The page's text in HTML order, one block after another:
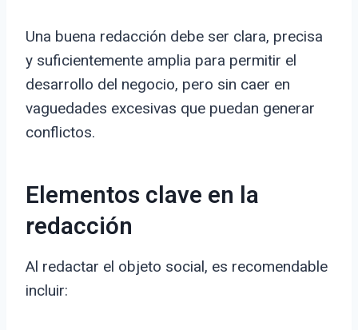
Una buena redacción debe ser clara, precisa
y suficientemente amplia para permitir el
desarrollo del negocio, pero sin caer en
vaguedades excesivas que puedan generar
conflictos.
Elementos clave en la
redacción
Al redactar el objeto social, es recomendable
incluir: